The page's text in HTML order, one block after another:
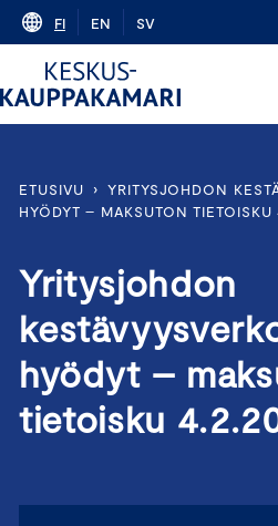
Skip
content
FI EN SV
ETUSIVU › YRITYSJOHDON
HYÖDYT – MAKSUTON
Yritysjohdon
hyödyt –
tietoisku